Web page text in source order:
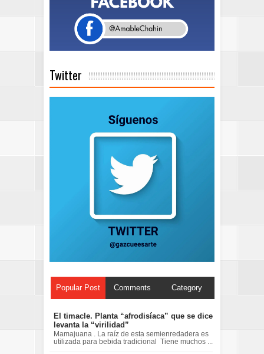
Twitter
Popular Post Comments Category
El timacle. Planta “afrodisíaca” que se dice
levanta la “virilidad”
Mamajuana . La raíz de esta semienredadera es
utilizada para bebida tradicional Tiene muchos ...